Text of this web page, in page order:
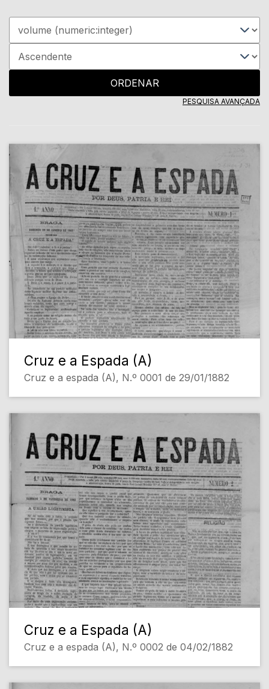
ORDENAR
PESQUISA AVANÇADA
Cruz e a Espada (A)
Cruz e a espada (A), N.º 0001 de 29/01/1882
Cruz e a Espada (A)
Cruz e a espada (A), N.º 0002 de 04/02/1882